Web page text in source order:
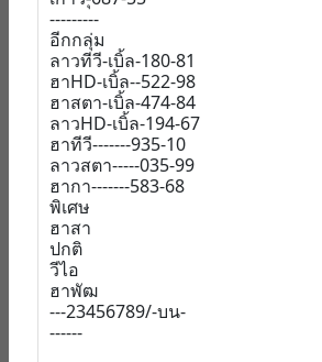
---------
อีกกลุ่ม
ลาวทีวี-เบิ้ล-180-81
ฮาHD-เบิ้ล--522-98
ฮาสตา-เบิ้ล-474-84
ลาวHD-เบิ้ล-194-67
ฮาทีวี-------935-10
ลาวสตา-----035-99
ฮากา-------583-68
พิเศษ
ฮาสา
ปกติ
วีไอ
ฮาพัฒ
---23456789/-บน-
------